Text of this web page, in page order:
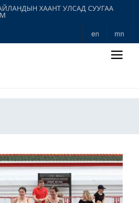
ХААНТ УЛСАД СУУГАА
en mn